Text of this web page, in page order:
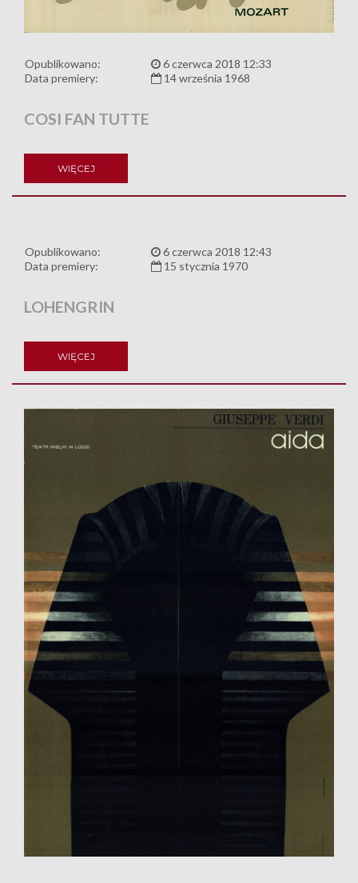
Opublikowano:
6 czerwca 2018 12:33
Data premiery:
14 września 1968
COSI FAN TUTTE
WIĘCEJ
Opublikowano:
6 czerwca 2018 12:43
Data premiery:
15 stycznia 1970
LOHENGRIN
WIĘCEJ